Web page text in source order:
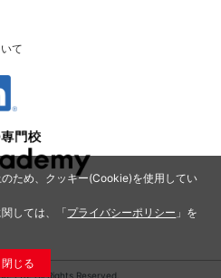
ため、クッキー(Cookie)を使用してい
しては、「プライバシーポリシー 」を
閉じる
て
All Rights Reserved.